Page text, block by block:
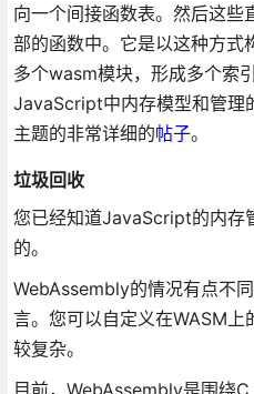
向一个间接函数表。然后这些
部的函数中。它是以这种方式
多个wasm模块，形成多个索
JavaScript中内存模型和管理
主题的非常详细的帖子。
垃圾回收
您已经知道JavaScript的内存
的。
WebAssembly的情况有点不
言。您可以自定义在WASM
较复杂。
目前，WebAssembly是围绕